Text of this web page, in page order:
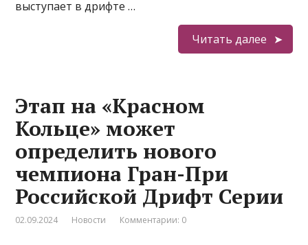
выступает в дрифте …
Читать далее
Этап на «Красном
Кольце» может
определить нового
чемпиона Гран-При
Российской Дрифт Серии
02.09.2024 Новости Комментарии: 0